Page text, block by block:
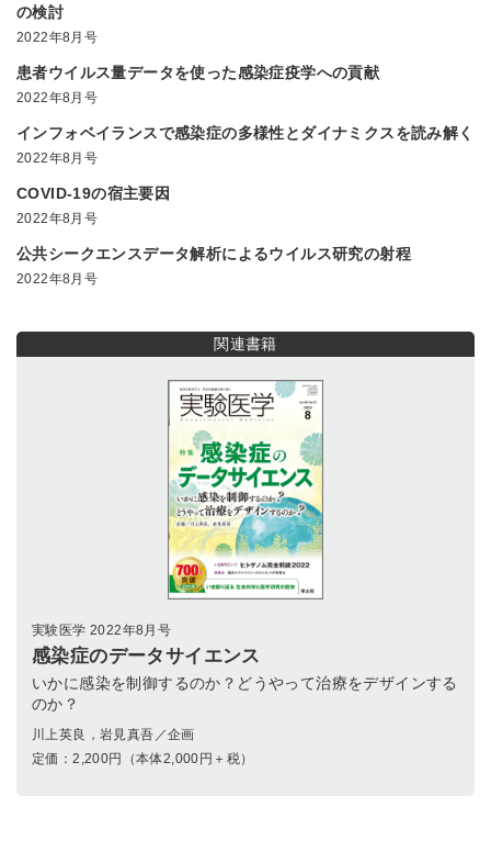
の検討
2022年8月号
患者ウイルス量データを使った感染症疫学への貢献
2022年8月号
インフォベイランスで感染症の多様性とダイナミクスを読み解く
2022年8月号
COVID-19の宿主要因
2022年8月号
公共シークエンスデータ解析によるウイルス研究の射程
2022年8月号
関連書籍
実験医学 2022年8月号
感染症のデータサイエンス
いかに感染を制御するのか？どうやって治療をデザインする
のか？
川上英良，岩見真吾／企画
定価：2,200円（本体2,000円＋税）